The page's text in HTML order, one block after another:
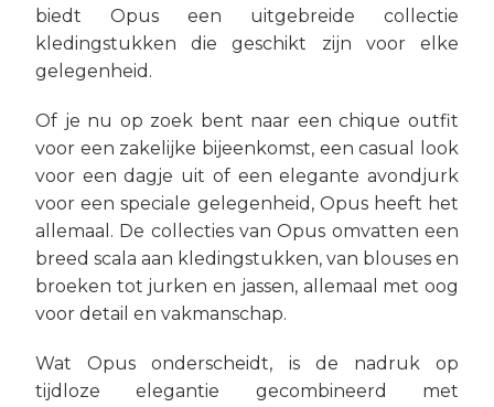
biedt Opus een uitgebreide collectie
kledingstukken die geschikt zijn voor elke
gelegenheid.
Of je nu op zoek bent naar een chique outfit
voor een zakelijke bijeenkomst, een casual look
voor een dagje uit of een elegante avondjurk
voor een speciale gelegenheid, Opus heeft het
allemaal. De collecties van Opus omvatten een
breed scala aan kledingstukken, van blouses en
broeken tot jurken en jassen, allemaal met oog
voor detail en vakmanschap.
Wat Opus onderscheidt, is de nadruk op
tijdloze elegantie gecombineerd met